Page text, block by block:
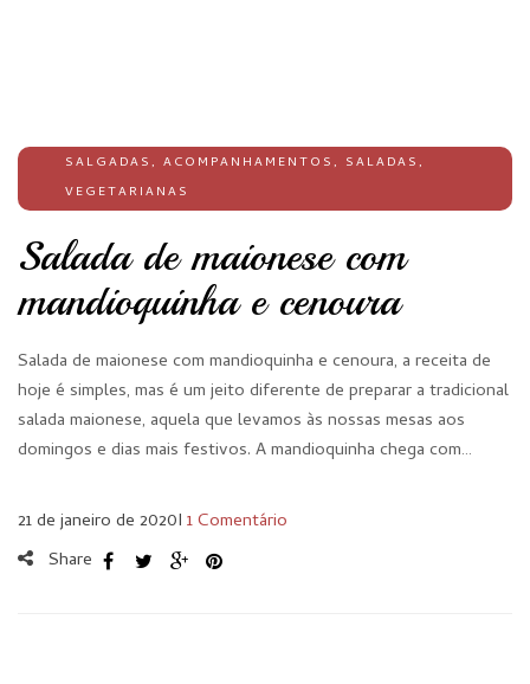
SALGADAS, ACOMPANHAMENTOS, SALADAS,
VEGETARIANAS
Salada de maionese com
mandioquinha e cenoura
Salada de maionese com mandioquinha e cenoura, a receita de
hoje é simples, mas é um jeito diferente de preparar a tradicional
salada maionese, aquela que levamos às nossas mesas aos
domingos e dias mais festivos. A mandioquinha chega com…
21 de janeiro de 2020I 1 Comentário
Share